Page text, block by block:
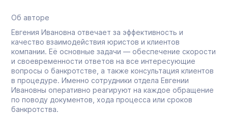
Об авторе
Евгения Ивановна отвечает за эффективность и
качество взаимодействия юристов и клиентов
компании. Её основные задачи — обеспечение скорости
и своевременности ответов на все интересующие
вопросы о банкротстве, а также консультация клиентов
в процедуре. Именно сотрудники отдела Евгении
Ивановны оперативно реагируют на каждое обращение
по поводу документов, хода процесса или сроков
банкротства.